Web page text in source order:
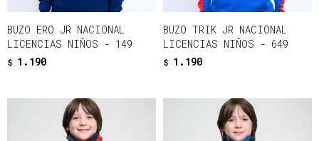
BUZO ERO JR NACIONAL
LICENCIAS NIÑOS - 149
$ 1.190
BUZO TRIK JR NACIONAL
LICENCIAS NIÑOS - 649
$ 1.190